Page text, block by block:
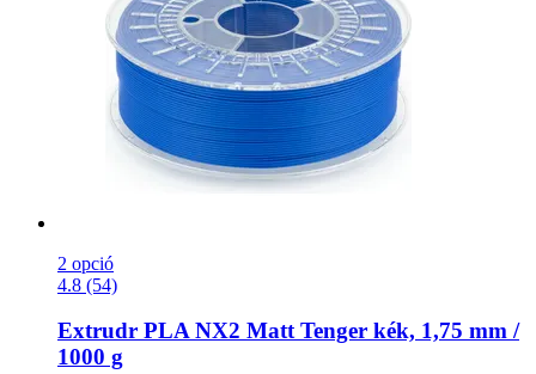
2 opció
4.8 (54)
Extrudr PLA NX2 Matt Tenger kék, 1,75 mm /
1000 g